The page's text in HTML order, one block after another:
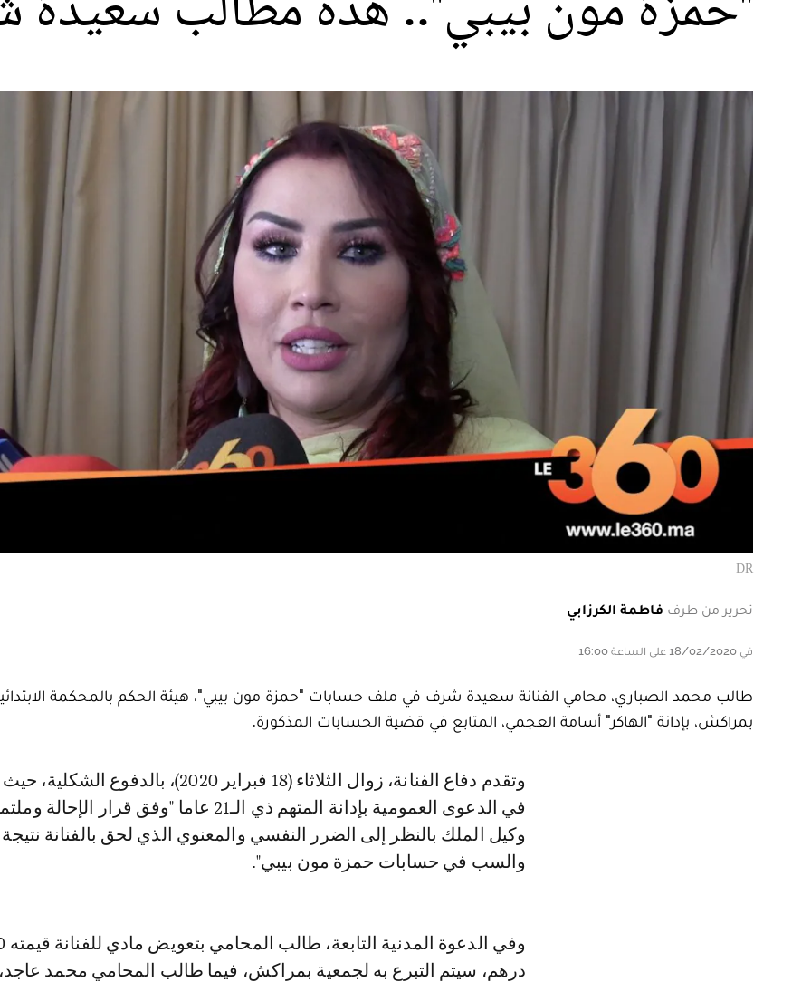
DR
تحرير من طرف فاطمة الكرزابي
في 18/02/2020 على الساعة 16:00
طالب محمد الصباري، محامي الفنانة سعيدة شرف في ملف حسابات "حمزة مون بيبي"، هيئة الحكم بالمحكمة
بمراكش، بإدانة "الهاكر" أسامة العجمي، المتابع في قضية الحسابات المذكورة.
وتقدم دفاع الفنانة، زوال الثلاثاء (18 فبراير 2020)، بالدفوع الشكلية، حيث طالب
في الدعوى العمومية بإدانة المتهم ذي الـ21 عاما "وفق قرار
وكيل الملك بالنظر إلى الضرر النفسي والمعنوي الذي لحق بالفنانة
والسب في حسابات حمزة مون بيبي".
درهم، سيتم التبرع به لجمعية بمراكش، فيما طالب المحامي محمد